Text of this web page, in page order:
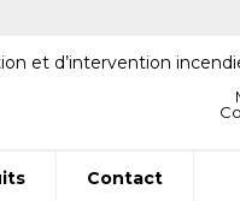
et d’intervention
Contact